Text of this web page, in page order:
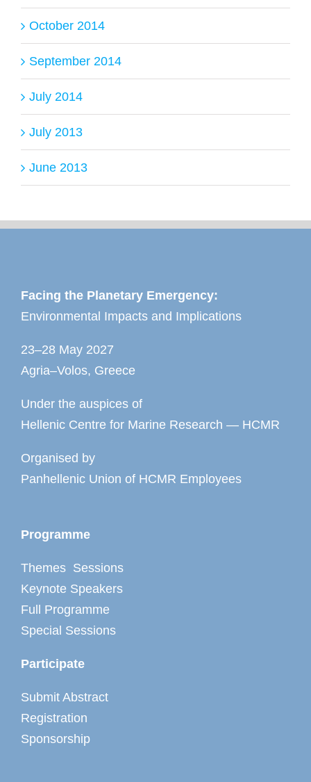
October 2014
September 2014
July 2014
July 2013
June 2013
Facing the Planetary Emergency:
Environmental Impacts and Implications
23–28 May 2027
Agria–Volos, Greece
Under the auspices of
Hellenic Centre for Marine Research — HCMR
Organised by
Panhellenic Union of HCMR Employees
Programme
Themes Sessions
Keynote Speakers
Full Programme
Special Sessions
Participate
Submit Abstract
Registration
Sponsorship